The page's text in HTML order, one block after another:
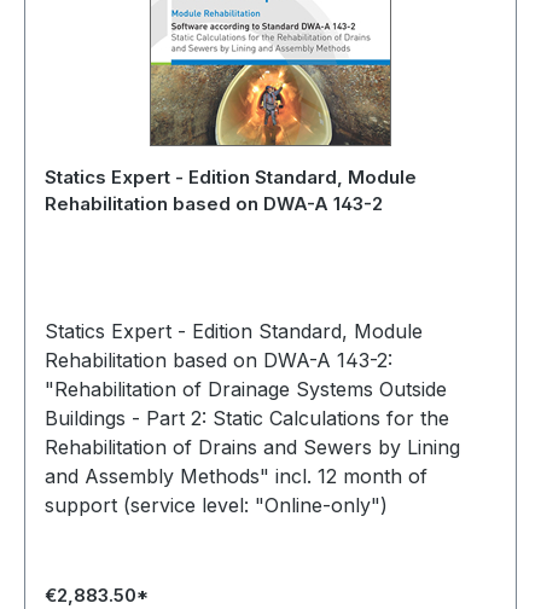
Statics Expert - Edition Standard, Module
Rehabilitation based on DWA-A 143-2
Statics Expert - Edition Standard, Module
Rehabilitation based on DWA-A 143-2:
"Rehabilitation of Drainage Systems Outside
Buildings - Part 2: Static Calculations for the
Rehabilitation of Drains and Sewers by Lining
and Assembly Methods" incl. 12 month of
support (service level: "Online-only")
€2,883.50*